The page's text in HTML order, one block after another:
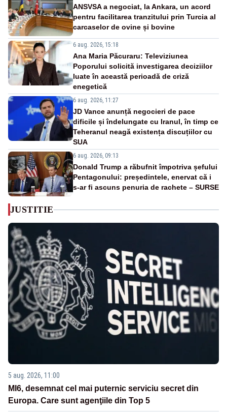
ANSVSA a negociat, la Ankara, un acord
pentru facilitarea tranzitului prin Turcia al
carcaselor de ovine și bovine
6 aug. 2026, 15:18
Ana Maria Păcuraru: Televiziunea
Poporului solicită investigarea deciziilor
luate în această perioadă de criză
enegetică
6 aug. 2026, 11:27
JD Vance anunță negocieri de pace
dificile și îndelungate cu Iranul, în timp ce
Teheranul neagă existența discuțiilor cu
SUA
6 aug. 2026, 09:13
Donald Trump a răbufnit împotriva șefului
Pentagonului: președintele, enervat că i
s-ar fi ascuns penuria de rachete – SURSE
JUSTITIE
5 aug. 2026, 11:00
MI6, desemnat cel mai puternic serviciu secret din
Europa. Care sunt agenţiile din Top 5